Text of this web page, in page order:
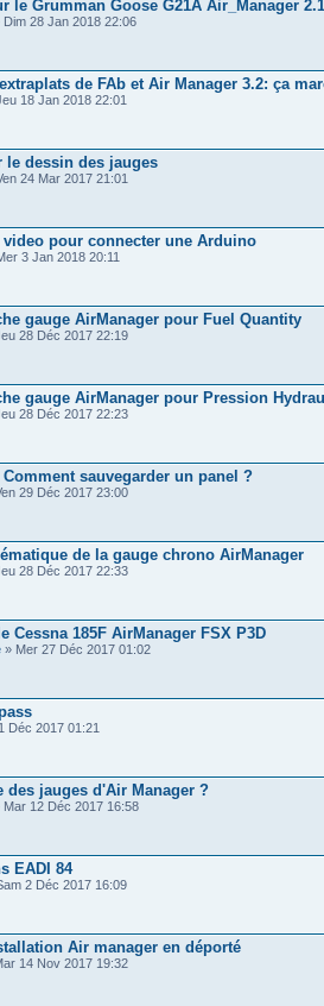
le Grumman Goose G21A Air_Manager
Dim 28 Jan 2018 22:06
de FAb et Air Manager 3.2: ça
18 Jan 2018 22:01
le dessin des jauges
24 Mar 2017 21:01
pour connecter une Arduino
3 Jan 2018 20:11
gauge AirManager pour Fuel Quantity
28 Déc 2017 22:19
gauge AirManager pour Pression
28 Déc 2017 22:23
sauvegarder un panel ?
29 Déc 2017 23:00
de la gauge chrono AirManager
28 Déc 2017 22:33
Cessna 185F AirManager FSX P3D
» Mer 27 Déc 2017 01:02
Déc 2017 01:21
des jauges d'Air Manager ?
Mar 12 Déc 2017 16:58
EADI 84
2 Déc 2017 16:09
Air manager en déporté
14 Nov 2017 19:32